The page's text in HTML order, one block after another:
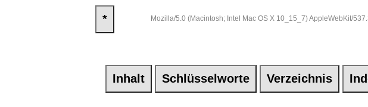
* Mozilla/5.0 (Macintosh; Intel Mac OS X 10_15_7) AppleWebKit/
Inhalt Schlüsselworte Verzeichnis